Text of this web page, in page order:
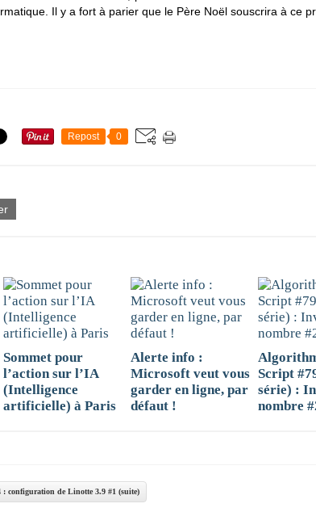
Il y a fort à parier que le Père Noël souscrira à ce
Repost 0
Sommet pour
l’action sur l’IA
(Intelligence
artificielle) à Paris
Alerte info :
Microsoft veut vous
garder en ligne, par
défaut !
Script
série) :
nombre
: configuration de Linotte 3.9 #1 (suite)